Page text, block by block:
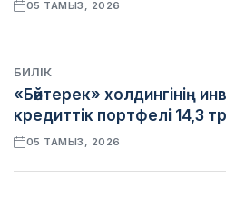
05 ТАМЫЗ, 2026
БИЛІК
«Бәйтерек» холдингінің
кредиттік портфелі 14,3
05 ТАМЫЗ, 2026